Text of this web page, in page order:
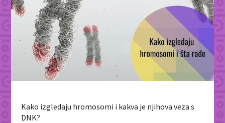
Kako izgledaju hromosomi i kakva je njihova veza s
DNK?